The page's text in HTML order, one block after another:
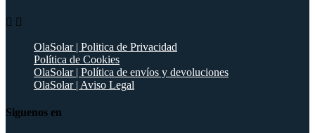
 
OlaSolar | Politica de Privacidad
Política de Cookies
OlaSolar | Política de envíos y devoluciones
OlaSolar | Aviso Legal
Siguenos en